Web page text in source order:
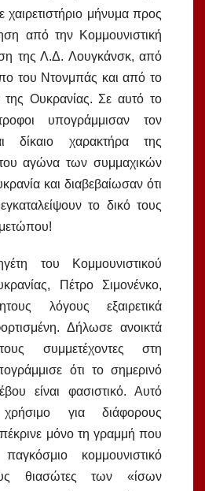
χαιρετιστήριο μήνυμα προς
από την Κομμουνιστική
της Λ.Δ. Λουγκάνσκ, από
του Ντονμπάς και από το
Ουκρανίας. Σε αυτό το
υπογράμμισαν τον
δίκαιο χαρακτήρα της
αγώνα των συμμαχικών
και διαβεβαίωσαν ότι
το δικό τους
του Κομμουνιστικού
Πέτρο Σιμονένκο,
λόγους εξαιρετικά
Δήλωσε ανοικτά
συμμετέχοντες στη
ότι το σημερινό
είναι φασιστικό. Αυτό
χρήσιμο για διάφορους
μόνο τη γραμμή που
κομμουνιστικό
θιασώτες των «ίσων